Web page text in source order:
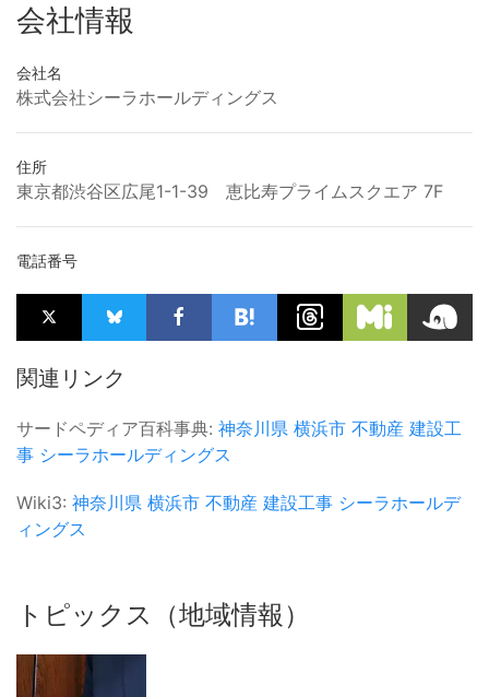
会社情報
会社名
株式会社シーラホールディングス
住所
東京都渋谷区広尾1-1-39 恵比寿プライムスクエア 7F
電話番号
関連リンク
サードペディア百科事典: 神奈川県 横浜市 不動産 建設工
事 シーラホールディングス
Wiki3: 神奈川県 横浜市 不動産 建設工事 シーラホールデ
ィングス
トピックス（地域情報）